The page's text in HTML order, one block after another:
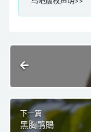
下一篇
黑胸鹃鵙